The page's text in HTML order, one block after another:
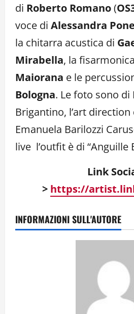
di Roberto Romano(
voce di Alessandra
la chitarra acustica di
Mirabella, la
Maiorana e le
Bologna. Le foto sono di
Brigantino, l’art direction
Emanuela Barilozzi
live l’outfit è di “Anguille
Link
> https://
INFORMAZIONI SULL'AUTORE